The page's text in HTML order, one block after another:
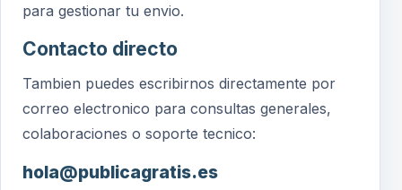
para gestionar tu envio.
Contacto directo
Tambien puedes escribirnos directamente por
correo electronico para consultas generales,
colaboraciones o soporte tecnico:
hola@publicagratis.es